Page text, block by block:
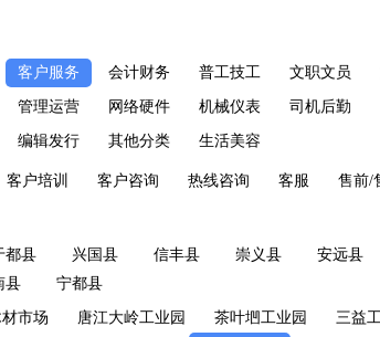
客户服务 会计财务 普工技工 文职文员
管理运营 网络硬件 机械仪表 司机后勤
编辑发行 其他分类 生活美容
客户培训 客户咨询 热线咨询 客服 售前/
都县 兴国县 信丰县 崇义县 安远县
县 宁都县
市场 唐江大岭工业园 茶叶垇工业园 三益